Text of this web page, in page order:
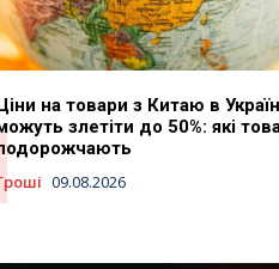
на товари з Китаю в
злетіти до 50%: які
09.08.2026